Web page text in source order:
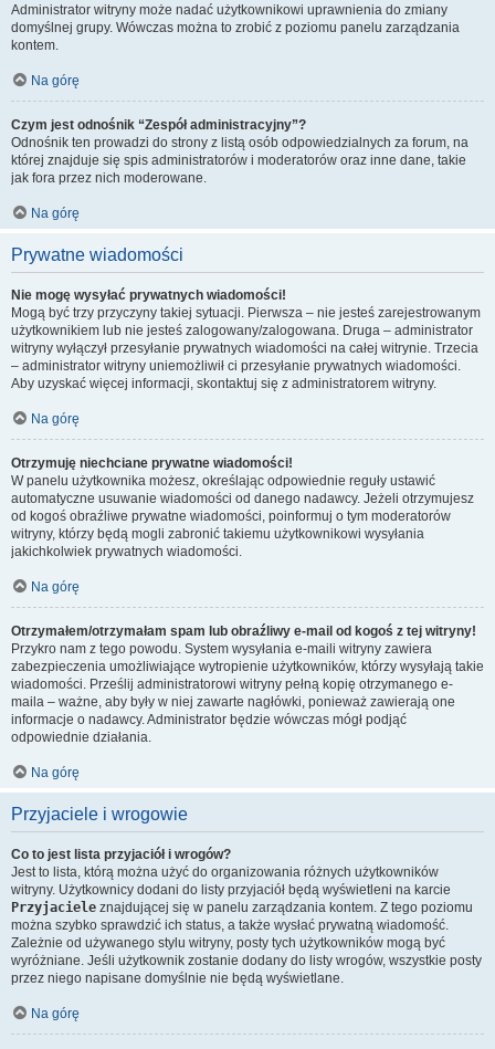
Administrator witryny może nadać użytkownikowi uprawnienia do zmiany
domyślnej grupy. Wówczas można to zrobić z poziomu panelu zarządzania
kontem.
Na górę
Czym jest odnośnik “Zespół administracyjny”?
Odnośnik ten prowadzi do strony z listą osób odpowiedzialnych za forum, na
której znajduje się spis administratorów i moderatorów oraz inne dane, takie
jak fora przez nich moderowane.
Na górę
Prywatne wiadomości
Nie mogę wysyłać prywatnych wiadomości!
Mogą być trzy przyczyny takiej sytuacji. Pierwsza – nie jesteś zarejestrowanym
użytkownikiem lub nie jesteś zalogowany/zalogowana. Druga – administrator
witryny wyłączył przesyłanie prywatnych wiadomości na całej witrynie. Trzecia
– administrator witryny uniemożliwił ci przesyłanie prywatnych wiadomości.
Aby uzyskać więcej informacji, skontaktuj się z administratorem witryny.
Na górę
Otrzymuję niechciane prywatne wiadomości!
W panelu użytkownika możesz, określając odpowiednie reguły ustawić
automatyczne usuwanie wiadomości od danego nadawcy. Jeżeli otrzymujesz
od kogoś obraźliwe prywatne wiadomości, poinformuj o tym moderatorów
witryny, którzy będą mogli zabronić takiemu użytkownikowi wysyłania
jakichkolwiek prywatnych wiadomości.
Na górę
Otrzymałem/otrzymałam spam lub obraźliwy e-mail od kogoś z tej witryny!
Przykro nam z tego powodu. System wysyłania e-maili witryny zawiera
zabezpieczenia umożliwiające wytropienie użytkowników, którzy wysyłają takie
wiadomości. Prześlij administratorowi witryny pełną kopię otrzymanego e-
maila – ważne, aby były w niej zawarte nagłówki, ponieważ zawierają one
informacje o nadawcy. Administrator będzie wówczas mógł podjąć
odpowiednie działania.
Na górę
Przyjaciele i wrogowie
Co to jest lista przyjaciół i wrogów?
Jest to lista, którą można użyć do organizowania różnych użytkowników
witryny. Użytkownicy dodani do listy przyjaciół będą wyświetleni na karcie
Przyjaciele znajdującej się w panelu zarządzania kontem. Z tego poziomu
można szybko sprawdzić ich status, a także wysłać prywatną wiadomość.
Zależnie od używanego stylu witryny, posty tych użytkowników mogą być
wyróżniane. Jeśli użytkownik zostanie dodany do listy wrogów, wszystkie posty
przez niego napisane domyślnie nie będą wyświetlane.
Na górę